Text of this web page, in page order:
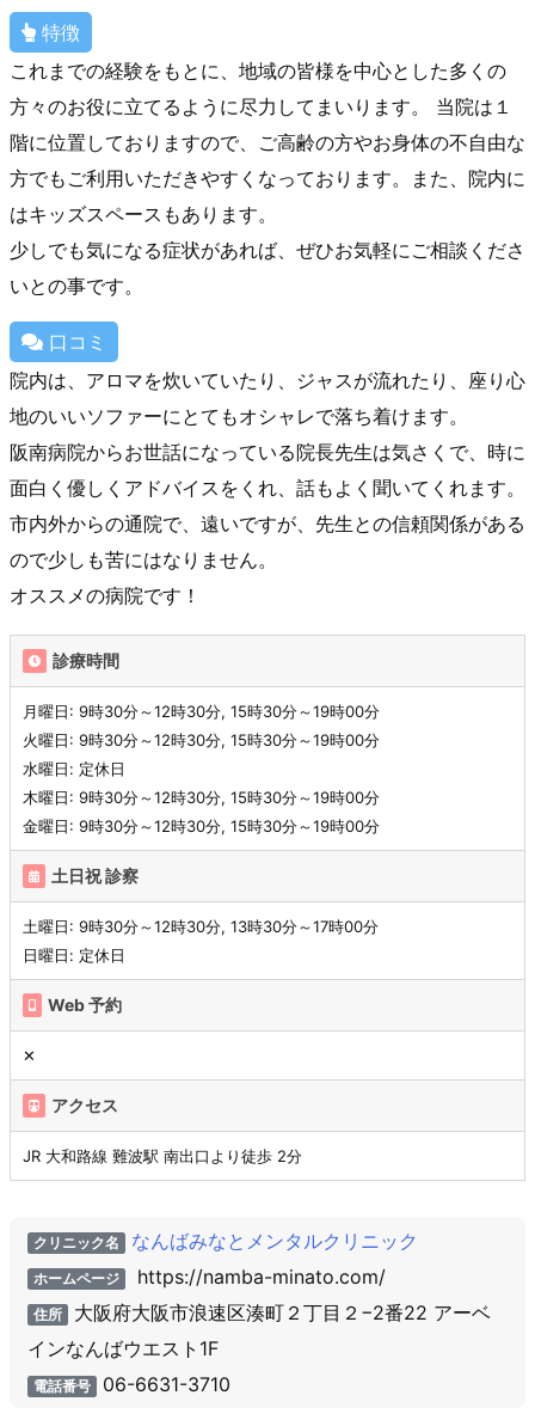
特徴
これまでの経験をもとに、地域の皆様を中心とした多くの
方々のお役に立てるように尽力してまいります。 当院は１
階に位置しておりますので、ご高齢の方やお身体の不自由な
方でもご利用いただきやすくなっております。また、院内に
はキッズスペースもあります。
少しでも気になる症状があれば、ぜひお気軽にご相談くださ
いとの事です。
口コミ
院内は、アロマを炊いていたり、ジャスが流れたり、座り心
地のいいソファーにとてもオシャレで落ち着けます。
阪南病院からお世話になっている院長先生は気さくで、時に
面白く優しくアドバイスをくれ、話もよく聞いてくれます。
市内外からの通院で、遠いですが、先生との信頼関係がある
ので少しも苦にはなりません。
オススメの病院です！
診療時間
月曜日: 9時30分～12時30分, 15時30分～19時00分
火曜日: 9時30分～12時30分, 15時30分～19時00分
水曜日: 定休日
木曜日: 9時30分～12時30分, 15時30分～19時00分
金曜日: 9時30分～12時30分, 15時30分～19時00分
土日祝 診察
土曜日: 9時30分～12時30分, 13時30分～17時00分
日曜日: 定休日
Web 予約
✕
アクセス
JR 大和路線 難波駅 南出口より徒歩 2分
クリニック名 なんばみなとメンタルクリニック
ホームページ https://namba-minato.com/
住所 大阪府大阪市浪速区湊町２丁目２−2番22 アーベ
インなんばウエスト1F
電話番号 06-6631-3710